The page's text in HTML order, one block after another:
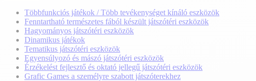
Többfunkciós játékok / Több tevékenységet kínáló eszközök
Fenntartható természetes fából készült játszótéri eszközök
Hagyományos játszótéri eszközök
Dinamikus játékok
Tematikus játszótéri eszközök
Egyensúlyozó és mászó játszótéri eszközök
Érzékelést fejlesztő és oktató jellegű játszótéri eszközök
Grafic Games a személyre szabott játszóterekhez